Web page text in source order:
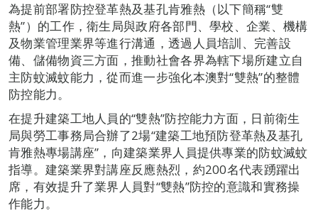
為提前部署防控登革熱及基孔肯雅熱（以下簡稱“雙
熱”）的工作，衛生局與政府各部門、學校、企業、機構
及物業管理業界等進行溝通，透過人員培訓、完善設
備、儲備物資三方面，推動社會各界為轄下場所建立自
主防蚊滅蚊能力，從而進一步強化本澳對“雙熱”的整體
防控能力。
在提升建築工地人員的“雙熱”防控能力方面，日前衛生
局與勞工事務局合辦了2場“建築工地預防登革熱及基孔
肯雅熱專場講座”，向建築業界人員提供專業的防蚊滅蚊
指導。建築業界對講座反應熱烈，約200名代表踴躍出
席，有效提升了業界人員對“雙熱”防控的意識和實務操
作能力。